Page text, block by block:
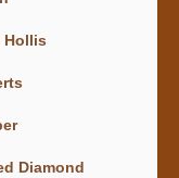
Hollis
Diamond